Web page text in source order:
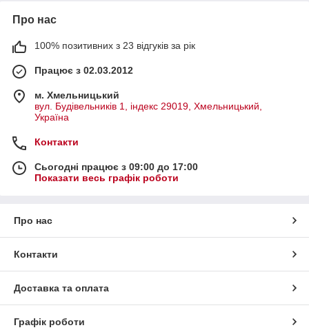
Про нас
100% позитивних з 23 відгуків за рік
Працює з 02.03.2012
м. Хмельницький
вул. Будівельників 1, індекс 29019, Хмельницький,
Україна
Контакти
Сьогодні працює з 09:00 до 17:00
Показати весь графік роботи
Про нас
Контакти
Доставка та оплата
Графік роботи